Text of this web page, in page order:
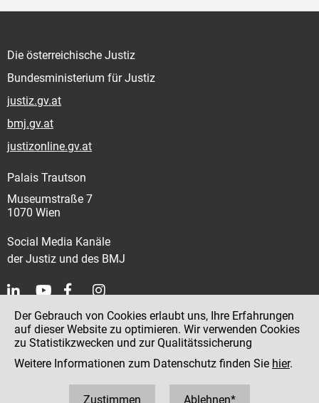
Die österreichische Justiz
Bundesministerium für Justiz
justiz.gv.at
bmj.gv.at
justizonline.gv.at
Palais Trautson
Museumstraße 7
1070 Wien
Social Media Kanäle
der Justiz und des BMJ
Kontakt
Impressum
Datenschutz
Der Gebrauch von Cookies erlaubt uns, Ihre Erfahrungen
auf dieser Website zu optimieren. Wir verwenden Cookies
zu Statistikzwecken und zur Qualitätssicherung
Weitere Informationen zum Datenschutz finden Sie hier.
Zustimmen Ablehnen*